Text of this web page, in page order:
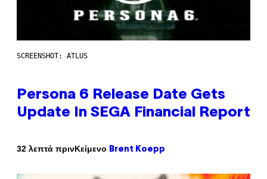
SCREENSHOT: ATLUS
Persona 6 Release Date Gets
Update In SEGA Financial Report
32 λεπτά πρινΚείμενο Brent Koepp